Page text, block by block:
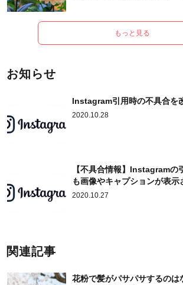
もっと見る
お知らせ
Instagram引用時の不具合を
2020.10.28
【不具合情報】Instagramの
も画像やキャプションが表示
2020.10.27
関連記事
花粉で髪がパサパサするのは